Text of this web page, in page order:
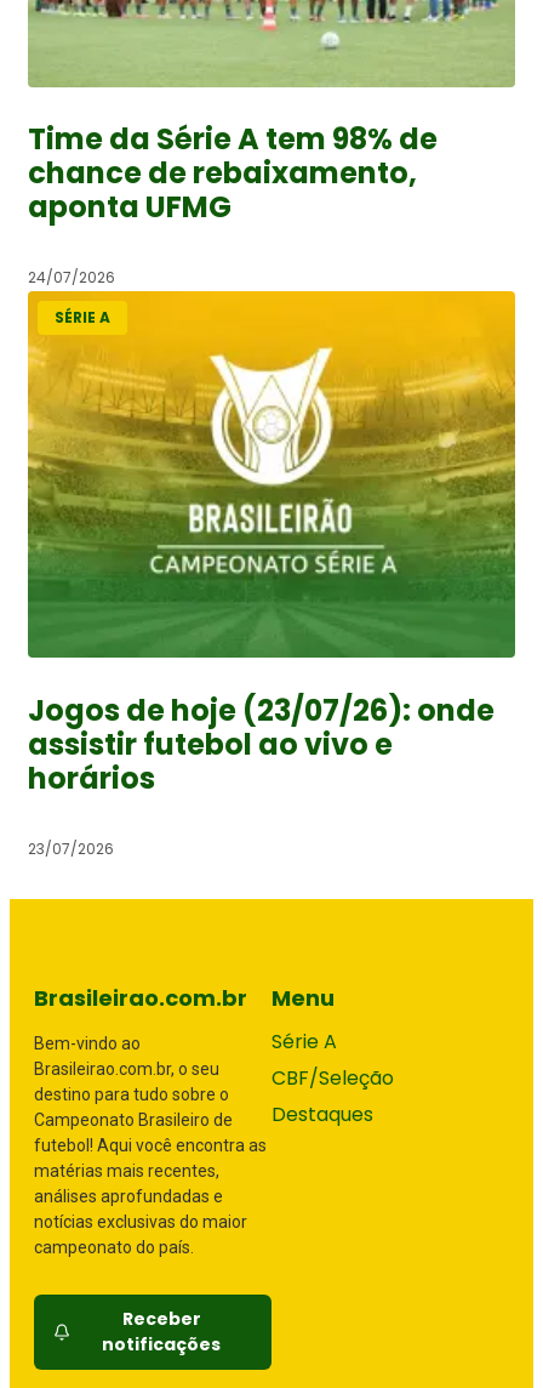
Time da Série A tem 98% de
chance de rebaixamento,
aponta UFMG
24/07/2026
SÉRIE A
Jogos de hoje (23/07/26): onde
assistir futebol ao vivo e
horários
23/07/2026
Brasileirao.com.br
Bem-vindo ao
Brasileirao.com.br, o seu
destino para tudo sobre o
Campeonato Brasileiro de
futebol! Aqui você encontra as
matérias mais recentes,
análises aprofundadas e
notícias exclusivas do maior
campeonato do país.
Receber
notificações
Menu
Série A
CBF/Seleção
Destaques